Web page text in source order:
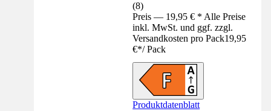
(8)
Preis — 19,95 € * Alle Preise
inkl. MwSt. und ggf. zzgl.
Versandkosten pro Pack19,95
€*/ Pack
Produktdatenblatt